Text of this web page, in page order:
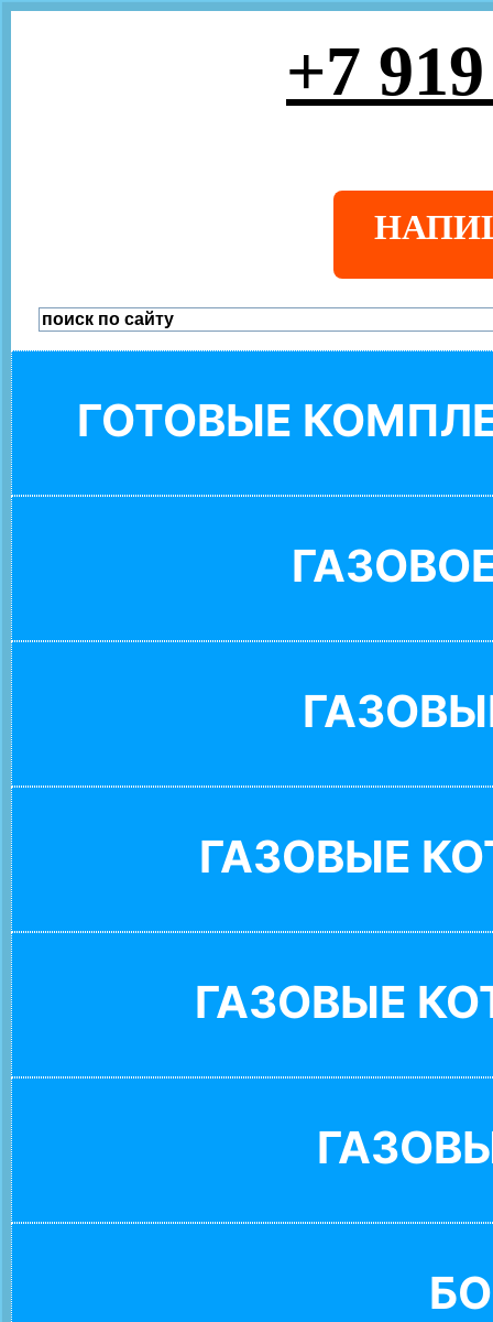
+7
ГОТОВЫЕ
ГАЗОВЫЕ
ГАЗОВЫЕ